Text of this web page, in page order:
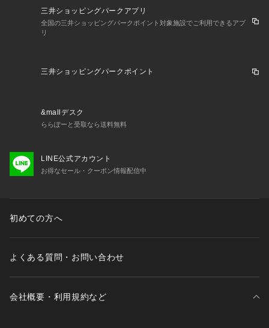
三井ショッピングパークアプリ
全国の三井ショッピングパークポイント対象施設でご利用できるアプ
リ
三井ショッピングパークポイント
&mallデスク
ららぽーと受取なら送料無料
LINE公式アカウント
お得なセール・クーポン情報配信中
初めての方へ
よくある質問・お問い合わせ
会社概要・利用規約など